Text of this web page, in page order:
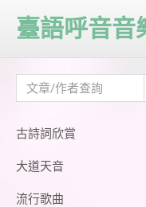
古詩詞欣賞
大道天音
流行歌曲
臺語呼音音